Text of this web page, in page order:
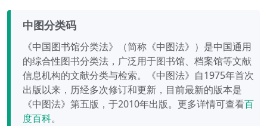
中图分类码
《中国图书馆分类法》（简称《中图法》）是中国通用
的综合性图书分类法，广泛用于图书馆、档案馆等文献
信息机构的文献分类与检索。《中图法》自1975年首次
出版以来，历经多次修订和更新，目前最新的版本是
《中图法》第五版，于2010年出版。更多详情可查看百
度百科。